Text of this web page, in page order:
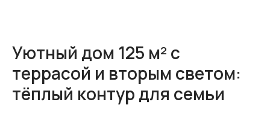
Уютный дом 125 м² с
террасой и вторым светом:
тёплый контур для семьи